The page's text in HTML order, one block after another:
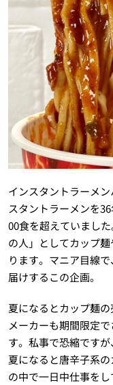
インスタントラーメ
スタントラーメンを
00食を超えていまし
の人」としてカップ
ります。マニア目線
届けするこの企画。
夏になるとカップ麺
メーカーも期間限定
す。私事で恐縮ですが
夏になると唐辛子系
の中で一日中仕事を